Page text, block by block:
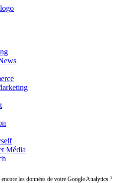
Média
les données de votre Google Analytics ?